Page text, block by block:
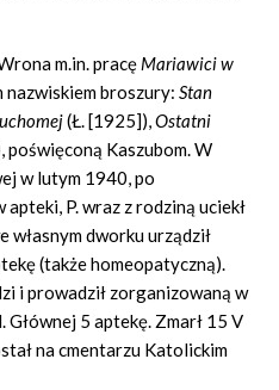
m.in. pracę Mariawici w
nazwiskiem broszury:Stan
(Ł. [1925]),Ostatni
poświęconą Kaszubom. W
w lutym 1940, po
P. wraz z rodziną uciekł
własnym dworku urządził
(także homeopatyczną).
i prowadził zorganizowaną w
5 aptekę. Zmarł 15 V
na cmentarzu Katolickim